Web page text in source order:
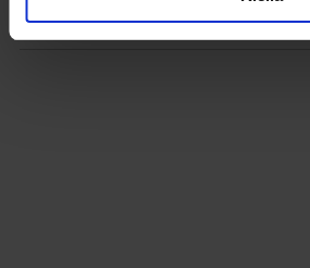
Toimitus ja maksaminen